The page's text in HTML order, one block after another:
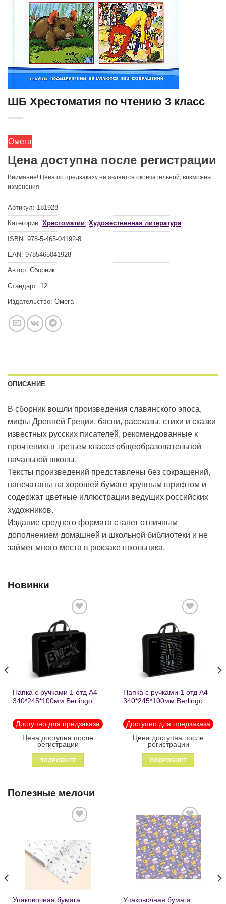
ШБ Хрестоматия по чтению 3 класс
Омега
Цена доступна после регистрации
Внимание! Цена по предзаказу не является окончательной, возможны
изменения
Артикул: 181928
Категории: Хрестоматии Художественная литература
ISBN: 978-5-465-04192-8
EAN: 9785465041928
Автор: Сборник
Стандарт: 12
Издательство: Омега
ОПИСАНИЕ
В сборник вошли произведения славянского эпоса,
мифы Древней Греции, басни, рассказы, стихи и сказки
известных русских писателей, рекомендованные к
прочтению в третьем классе общеобразовательной
начальной школы.
Тексты произведений представлены без сокращений,
напечатаны на хорошей бумаге крупным шрифтом и
содержат цветные иллюстрации ведущих российских
художников.
Издание среднего формата станет отличным
дополнением домашней и школьной библиотеки и не
займет много места в рюкзаке школьника.
Новинки
Добавить
в список
желаний
Папка с ручками 1 отд А4
340*245*100мм Berlingo
молнии1246
Доступно для предзаказа
Цена доступна после
регистрации
ПОДРОБНЕЕ
Добавить
в список
желаний
Папка с ручками 1 отд А4
340*245*100мм Berlingo
пластик на молнии 1215
Доступно для предзаказа
Цена доступна после
регистрации
ПОДРОБНЕЕ
Полезные мелочи
желаний
Упаковочная бумага
Добавить
в список
желаний
Упаковочная бумага